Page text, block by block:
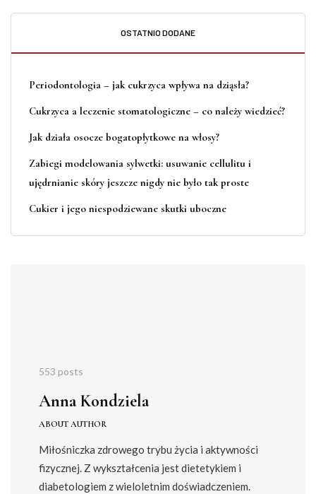
OSTATNIO DODANE
Periodontologia – jak cukrzyca wpływa na dziąsła?
Cukrzyca a leczenie stomatologiczne – co należy wiedzieć?
Jak działa osocze bogatopłytkowe na włosy?
Zabiegi modelowania sylwetki: usuwanie cellulitu i
ujędrnianie skóry jeszcze nigdy nie było tak proste
Cukier i jego niespodziewane skutki uboczne
553 posts
Anna Kondziela
ABOUT AUTHOR
Miłośniczka zdrowego trybu życia i aktywności
fizycznej. Z wykształcenia jest dietetykiem i
diabetologiem z wieloletnim doświadczeniem.